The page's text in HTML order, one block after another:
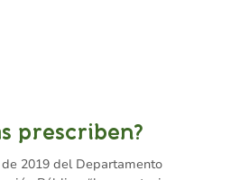
prescriben?
2019 del Departamento